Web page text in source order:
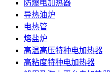
防爆电加热器
导热油炉
电热管
熔盐炉
高温高压特种电加热器
高粘度特种电加热器